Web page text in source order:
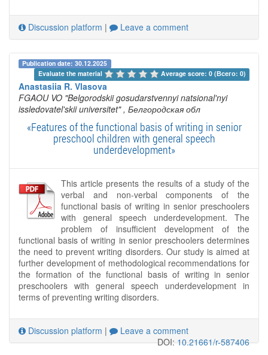
Discussion platform | Leave a comment
Publication date: 30.12.2025
Evaluate the material
Average score: 0 (Всего: 0)
Anastasiia R. Vlasova
FGAOU VO "Belgorodskii gosudarstvennyi natsional'nyi
issledovatel'skii universitet" , Белгородская обл
«Features of the functional basis of writing in senior
preschool children with general speech
underdevelopment»
This article presents the results of a study of the
verbal and non-verbal components of the
functional basis of writing in senior preschoolers
with general speech underdevelopment. The
problem of insufficient development of the
functional basis of writing in senior preschoolers determines
the need to prevent writing disorders. Our study is aimed at
further development of methodological recommendations for
the formation of the functional basis of writing in senior
preschoolers with general speech underdevelopment in
terms of preventing writing disorders.
Discussion platform |
Leave a comment
DOI:10.21661/r-587406